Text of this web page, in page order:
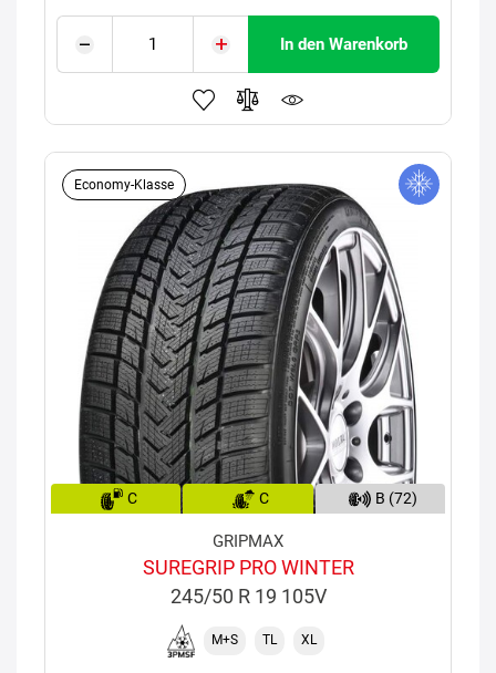
In den Warenkorb
Economy-Klasse
C C B (72)
GRIPMAX
SUREGRIP PRO WINTER
245/50 R 19 105V
M+S TL XL